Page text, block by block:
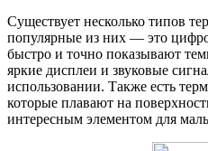
Существует несколько типов
популярные из них — это
быстро и точно показывают
яркие дисплеи и звуковые
использовании. Также есть
которые плавают на
интересным элементом для